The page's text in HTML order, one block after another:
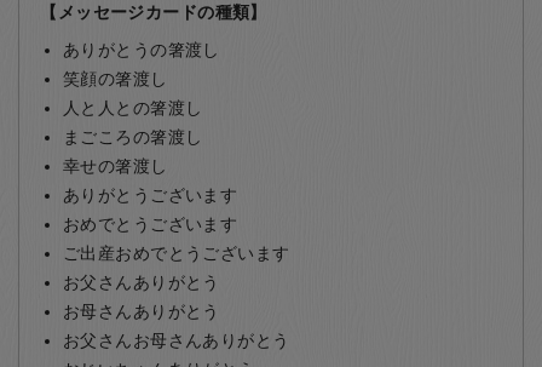
【メッセージカードの種類】
ありがとうの箸渡し
笑顔の箸渡し
人と人との箸渡し
まごころの箸渡し
幸せの箸渡し
ありがとうございます
おめでとうございます
ご出産おめでとうございます
お父さんありがとう
お母さんありがとう
お父さんお母さんありがとう